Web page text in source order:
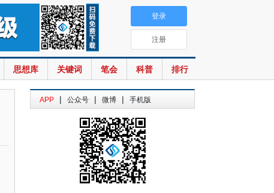
思想库 关键词 笔会 科普 排行
登录
注册
APP | 公众号 | 微博 | 手机版